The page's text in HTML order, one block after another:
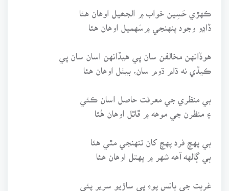
ڪهڙي حَسِين خواب ۾ الجھيل اوهان هئا
ڏاڍو وجود پنهنجي ۾سَهميل اوهان هئا
هوڏانهن مخالفن سان ڀي هيڏانهن اسان سان ڀي
ڪيڏي نه ڌام ڌوم سان، بيٺل اوهان هئا
بي منظري جي معرفت حاصل اسان ڪئي
۽ منظرن جي موهه ۾ ڦاٿل اوهان هُئا
بي پهچ فرد پهچ کان تنهنجي مٿي هئا
ٻي ڳالهه آهه شهر ۾ پهتل اوهان هئا
غربت جي بانس پوءِ ڀي ساڙيو سرير پئي